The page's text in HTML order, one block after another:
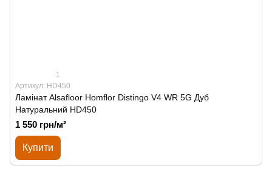
1
Артикул: HD450
Ламінат Alsafloor Homflor Distingo V4 WR 5G Дуб
Натуральний HD450
1 550 грн/м²
Купити